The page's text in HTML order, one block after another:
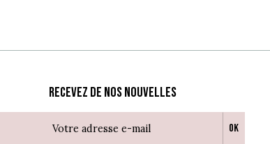
Recevez de nos nouvelles
Ok